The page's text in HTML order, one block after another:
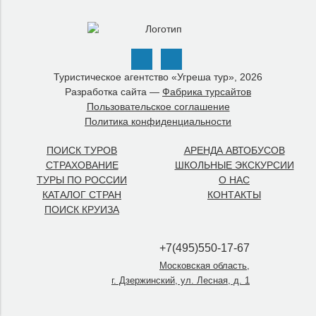
Туристическое агентство «Угреша тур», 2026
Разработка сайта — Фабрика турсайтов
Пользовательское соглашение
Политика конфиденциальности
ПОИСК ТУРОВ
СТРАХОВАНИЕ
ТУРЫ ПО РОССИИ
КАТАЛОГ СТРАН
ПОИСК КРУИЗА
АРЕНДА АВТОБУСОВ
ШКОЛЬНЫЕ ЭКСКУРСИИ
О НАС
КОНТАКТЫ
+7(495)550-17-67
Московская область,
г. Дзержинский, ул. Лесная, д. 1